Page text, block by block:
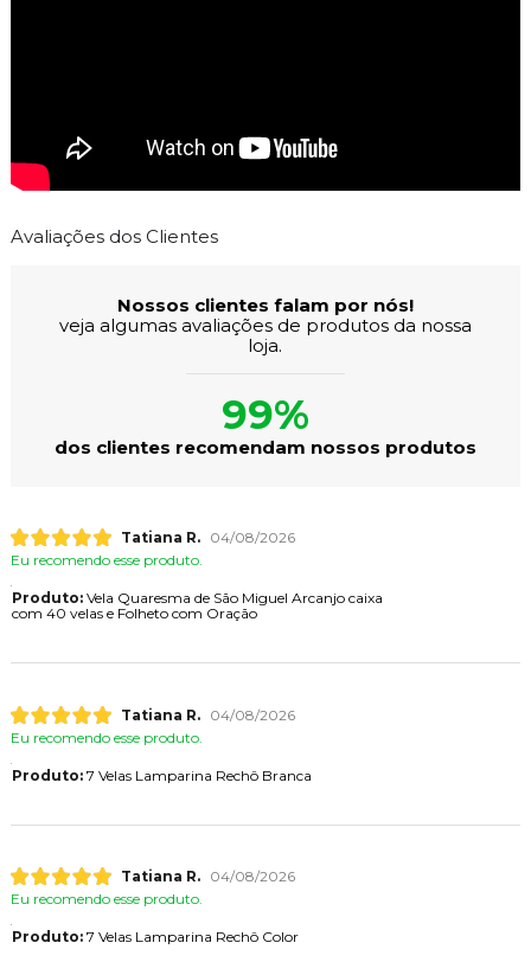
Avaliações dos Clientes
Nossos clientes falam por nós!
veja algumas avaliações de produtos da nossa
loja.
99%
dos clientes recomendam nossos produtos
Tatiana R.
04/08/2026
Eu recomendo esse produto.
Produto:Vela Quaresma de São Miguel Arcanjo caixa
com 40 velas e Folheto com Oração
Tatiana R.
04/08/2026
Eu recomendo esse produto.
Produto:7 Velas Lamparina Rechô Branca
Tatiana R.
04/08/2026
Eu recomendo esse produto.
Produto:7 Velas Lamparina Rechô Color